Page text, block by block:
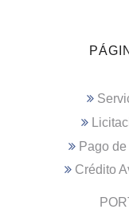
Pago
Crédito